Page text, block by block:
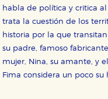
habla de política y critica
trata la cuestión de los
historia por la que
su padre, famoso
mujer, Nina, su amante, y
Fima considera un poco su